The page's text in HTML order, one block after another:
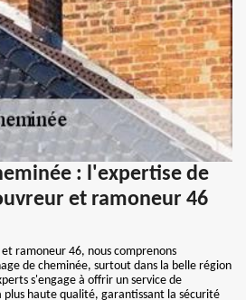
: l'expertise de
et ramoneur 46
ramoneur 46, nous comprenons
de cheminée, surtout dans la belle région
s'engage à offrir un service de
plus haute qualité, garantissant la sécurité